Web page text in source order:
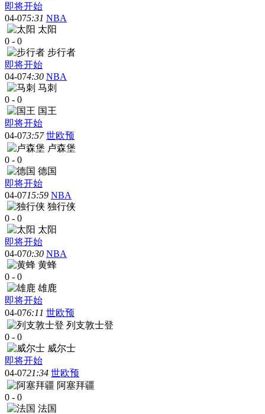
即将开始
04-075:31 NBA
太阳
0 - 0
步行者
即将开始
04-074:30 NBA
马刺
0 - 0
国王
即将开始
04-073:57 世欧预
卢森堡
0 - 0
德国
即将开始
04-0715:59 NBA
独行侠
0 - 0
太阳
即将开始
04-070:30 NBA
黄蜂
0 - 0
雄鹿
即将开始
04-076:11 世欧预
列支敦士登
0 - 0
威尔士
即将开始
04-0721:34 世欧预
阿塞拜疆
0 - 0
法国